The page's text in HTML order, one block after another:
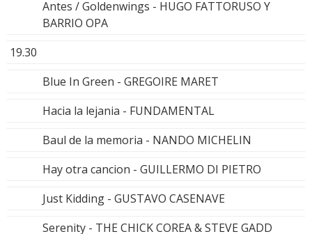
Antes / Goldenwings - HUGO FATTORUSO Y
BARRIO OPA
19.30
Blue In Green - GREGOIRE MARET
Hacia la lejania - FUNDAMENTAL
Baul de la memoria - NANDO MICHELIN
Hay otra cancion - GUILLERMO DI PIETRO
Just Kidding - GUSTAVO CASENAVE
Serenity - THE CHICK COREA & STEVE GADD